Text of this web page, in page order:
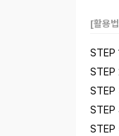
[활용
STEP
STEP
STEP
STEP
STEP